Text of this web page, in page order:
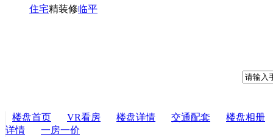
住宅精装修临平
楼盘首页 VR看房 楼盘详情 交通配套
楼盘相册
详情
一房一价